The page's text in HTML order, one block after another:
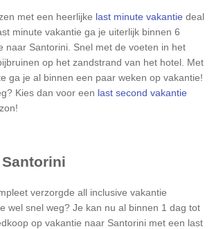
met een heerlijke last minute vakantie deal
minute vakantie ga je uiterlijk binnen 6
naar Santorini . Snel met de voeten in het
op het zandstrand van het hotel. Met
ga je al binnen een paar weken op vakantie!
Kies dan voor een last second vakantie
Santorini
verzorgde all inclusive vakantie
wel snel weg? Je kan nu al binnen 1 dag tot
op vakantie naar Santorini met een last